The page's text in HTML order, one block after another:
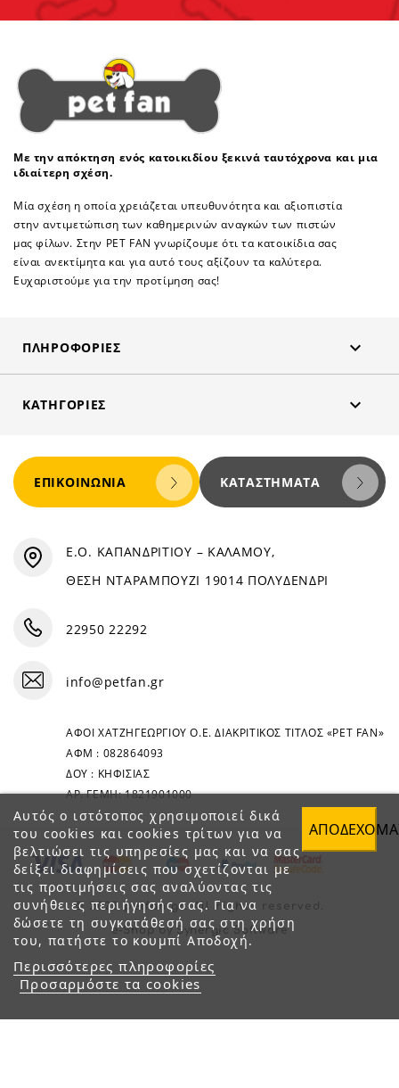
Με την απόκτηση ενός κατοικιδίου ξεκινά ταυτόχρονα και μια
ιδιαίτερη σχέση.
Μία σχέση η οποία χρειάζεται υπευθυνότητα και αξιοπιστία
στην αντιμετώπιση των καθημερινών αναγκών των πιστών
μας φίλων. Στην PET FAN γνωρίζουμε ότι τα κατοικίδια σας
είναι ανεκτίμητα και για αυτό τους αξίζουν τα καλύτερα.
Ευχαριστούμε για την προτίμηση σας!
ΠΛΗΡΟΦΟΡΊΕΣ 
ΚΑΤΗΓΟΡΊΕΣ 
Αυτός ο ιστότοπος χρησιμοποιεί δικά
του cookies και cookies τρίτων για να
βελτιώσει τις υπηρεσίες μας και να σας
δείξει διαφημίσεις που σχετίζονται με
τις προτιμήσεις σας αναλύοντας τις
συνήθειες περιήγησής σας. Για να
δώσετε τη συγκατάθεσή σας στη χρήση
του, πατήστε το κουμπί Αποδοχή.
Περισσότερες πληροφορίες
Προσαρμόστε τα cookies
ΕΠΙΚΟΙΝΩΝΊΑ ΚΑΤΑΣΤΉΜΑΤΑ
Ε.Ο. ΚΑΠΑΝΔΡΙΤΙΟΥ – ΚΑΛΑΜΟΥ,
ΘΕΣΗ ΝΤΑΡΑΜΠΟΥΖΙ 19014 ΠΟΛΥΔΕΝΔΡΙ
22950 22292
info@petfan.gr
ΑΦΟΙ ΧΑΤΖΗΓΕΩΡΓΙΟΥ Ο.Ε. ΔΙΑΚΡΙΤΙΚΟΣ ΤΙΤΛΟΣ «PET FAN»
ΑΦΜ : 082864093
ΔΟΥ : ΚΗΦΙΣΙΑΣ
ΑΡ. ΓΕΜΗ: 1821901000
© 2023 petfan.gr. All rights reserved.
e-Shop by Synergic Software